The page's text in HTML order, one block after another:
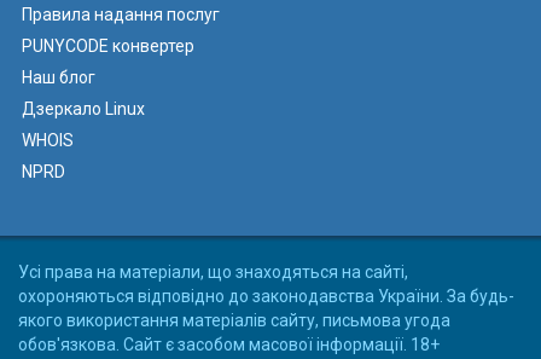
Правила надання послуг
PUNYCODE конвертер
Наш блог
Дзеркало Linux
WHOIS
NPRD
Усі права на матеріали, що знаходяться на сайті,
охороняються відповідно до законодавства України. За будь-
якого використання матеріалів сайту, письмова угода
обов'язкова. Сайт є засобом масової інформації. 18+